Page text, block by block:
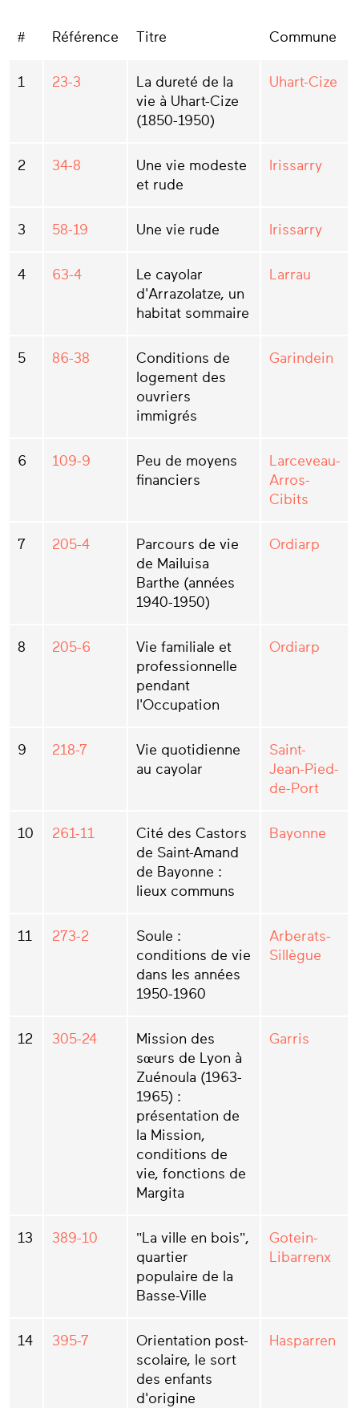
# Référence Titre Commune
1 23-3
La dureté de la
vie à Uhart-Cize
(1850-1950)
Uhart-Cize
2 34-8
Une vie modeste
et rude
Irissarry
3 58-19 Une vie rude Irissarry
4 63-4
Le cayolar
d'Arrazolatze, un
habitat sommaire
Larrau
5 86-38
Conditions de
logement des
ouvriers
immigrés
Garindein
6 109-9
Peu de moyens
financiers
Larceveau-
Arros-
Cibits
7 205-4
Parcours de vie
de Mailuisa
Barthe (années
1940-1950)
Ordiarp
8 205-6
Vie familiale et
professionnelle
pendant
l'Occupation
Ordiarp
9 218-7
Vie quotidienne
au cayolar
Saint-
Jean-Pied-
de-Port
10 261-11
Cité des Castors
de Saint-Amand
de Bayonne :
lieux communs
Bayonne
11 273-2
Soule :
conditions de vie
dans les années
1950-1960
Arberats-
Sillègue
12 305-24
Mission des
sœurs de Lyon à
Zuénoula (1963-
1965) :
présentation de
la Mission,
conditions de
vie, fonctions de
Margita
Garris
13 389-10
"La ville en bois",
quartier
populaire de la
Basse-Ville
Gotein-
Libarrenx
14 395-7
Orientation post-
scolaire, le sort
des enfants
d'origine
Hasparren